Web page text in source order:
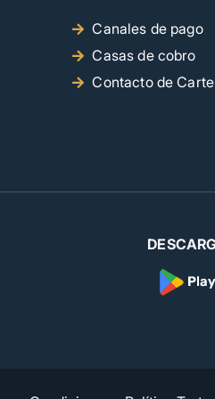
Canales de pago
Casas de cobro
Contacto de